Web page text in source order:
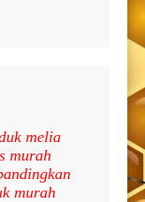
melia
murah
murah